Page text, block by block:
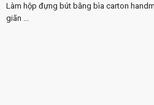
Làm hộp đựng bút bằng bìa carton
giãn ...